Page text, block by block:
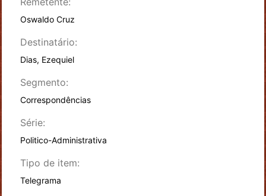
Oswaldo Cruz
Destinatário:
Dias, Ezequiel
Segmento:
Correspondências
Série:
Politico-Administrativa
Tipo de item:
Telegrama